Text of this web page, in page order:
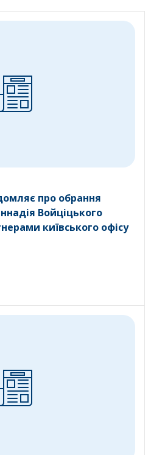
про обрання
Войціцького
київського офісу